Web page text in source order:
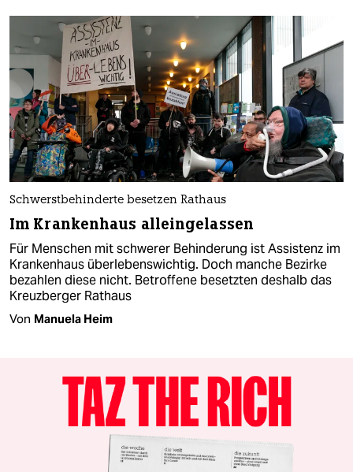
Schwerstbehinderte besetzen Rathaus
Im Krankenhaus alleingelassen
Für Menschen mit schwerer Behinderung ist Assistenz im
Krankenhaus überlebenswichtig. Doch manche Bezirke
bezahlen diese nicht. Betroffene besetzten deshalb das
Kreuzberger Rathaus
Von Manuela Heim